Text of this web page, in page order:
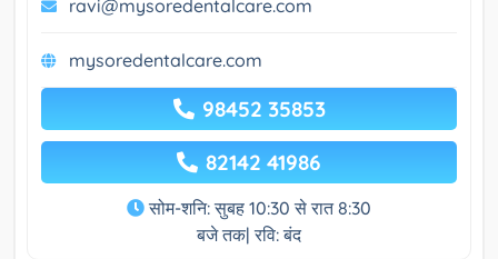
ravi@mysoredentalcare.com
mysoredentalcare.com
98452 35853
82142 41986
सोम-शनि: सुबह 10:30 से रात 8:30
बजे तक| रवि: बंद